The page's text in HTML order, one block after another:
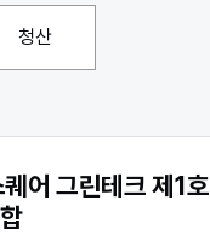
청산
어 그린테크 제1호